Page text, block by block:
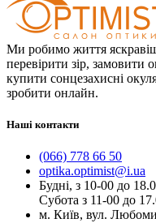
Ми робимо життя
перевірити зір, замовити
купити сонцезахисні
зробити онлайн.
Наші контакти
(066) 778 66 50
optika.optimist@i.ua
Будні, з 10-00 до
Субота з 11-00 до
м. Київ, вул.